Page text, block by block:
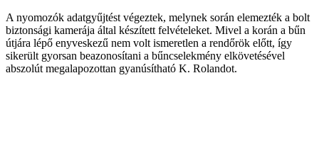
A nyomozók adatgyűjtést végeztek, melynek során elemezték a bolt
biztonsági kamerája által készített felvételeket. Mivel a korán a bűn
útjára lépő enyveskezű nem volt ismeretlen a rendőrök előtt, így
sikerült gyorsan beazonosítani a bűncselekmény elkövetésével
abszolút megalapozottan gyanúsítható K. Rolandot.